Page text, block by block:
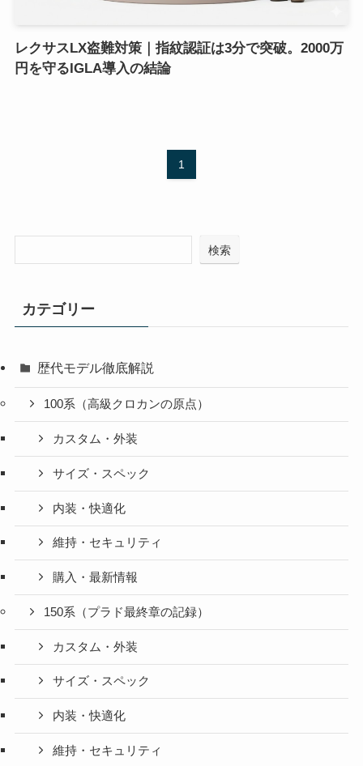
レクサスLX盗難対策｜指紋認証は3分で突破。2000万
円を守るIGLA導入の結論
1
検索
カテゴリー
歴代モデル徹底解説
100系（高級クロカンの原点）
カスタム・外装
サイズ・スペック
内装・快適化
維持・セキュリティ
購入・最新情報
150系（プラド最終章の記録）
カスタム・外装
サイズ・スペック
内装・快適化
維持・セキュリティ